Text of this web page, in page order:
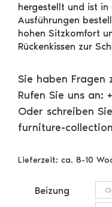
hergestellt und ist in
Ausführungen
hohen Sitzkomfort
Rückenkissen zur
Sie haben Fragen
Rufen Sie uns an:
Oder schreiben
furniture-
Lieferzeit: ca. 8-10
Beizung